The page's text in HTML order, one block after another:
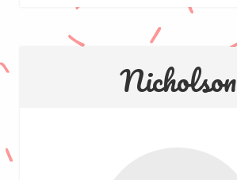
Nicholson